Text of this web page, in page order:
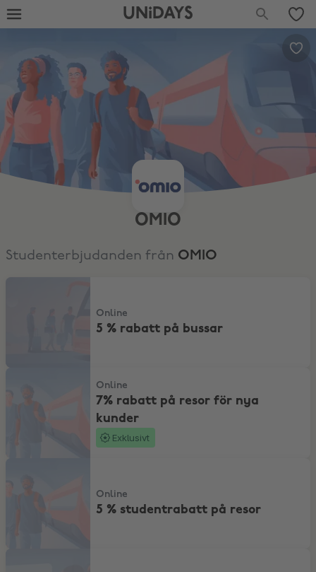
UNiDAYS
OMIO
Studenterbjudanden från OMIO
Online
5 % rabatt på bussar
Online
7% rabatt på resor för nya
kunder
Exklusivt
Online
5 % studentrabatt på resor